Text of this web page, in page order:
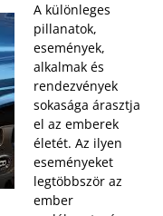
A különleges
pillanatok,
események,
alkalmak és
rendezvények
sokasága árasztja
el az emberek
életét. Az ilyen
eseményeket
legtöbbször az
ember